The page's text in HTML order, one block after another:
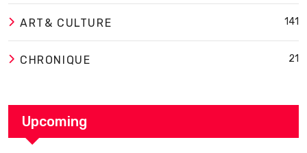
ART& CULTURE 141
CHRONIQUE 21
Upcoming